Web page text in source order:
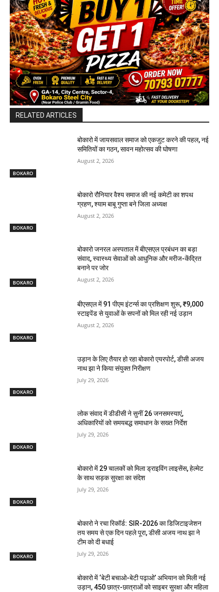
RELATED ARTICLES
BOKARO
बोकारो में जायसवाल समाज को एकजुट करने की पहल, नई
समितियों का गठन, सावन महोत्सव की घोषणा
August 2, 2026
BOKARO
बोकारो रौनियार वैश्य समाज की नई कमेटी का शपथ
ग्रहण, श्याम बाबू गुप्ता बने जिला अध्यक्ष
August 2, 2026
BOKARO
बोकारो जनरल अस्पताल में बीएसएल प्रबंधन का बड़ा
संवाद, स्वास्थ्य सेवाओं को आधुनिक और मरीज-केंद्रित
बनाने पर जोर
August 2, 2026
BOKARO
बीएसएल में 91 पीएम इंटर्न्स का प्रशिक्षण शुरू, ₹9,000
स्टाइपेंड से युवाओं के सपनों को मिल रही नई उड़ान
August 2, 2026
BOKARO
उड़ान के लिए तैयार हो रहा बोकारो एयरपोर्ट, डीसी अजय
नाथ झा ने किया संयुक्त निरीक्षण
July 29, 2026
BOKARO
लोक संवाद में डीडीसी ने सुनीं 26 जनसमस्याएं,
अधिकारियों को समयबद्ध समाधान के सख्त निर्देश
July 29, 2026
BOKARO
बोकारो में 29 चालकों को मिला ड्राइविंग लाइसेंस, हेल्मेट
के साथ सड़क सुरक्षा का संदेश
July 29, 2026
BOKARO
बोकारो ने रचा रिकॉर्ड: SIR-2026 का डिजिटाइजेशन
तय समय से एक दिन पहले पूरा, डीसी अजय नाथ झा ने
टीम को दी बधाई
July 29, 2026
बोकारो में ‘बेटी बचाओ-बेटी पढ़ाओ’ अभियान को मिली नई
उड़ान, 450 छात्र-छात्राओं को साइबर सुरक्षा और महिला